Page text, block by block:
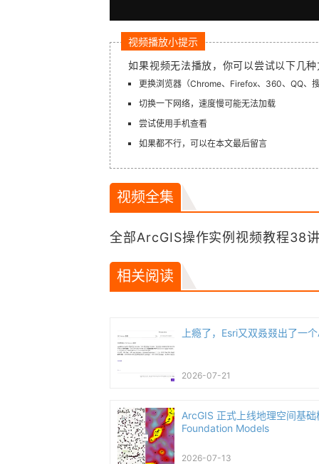
视频播放小提示
如果视频无法播放，你可以尝试以下几
更换浏览器（Chrome、Firefox、360、QQ、
切换一下网络，速度慢可能无法加载
尝试使用手机查看
如果都不行，可以在本文最后留言
视频全集
全部ArcGIS操作实例视频教程38
相关阅读
上瘾了，Esri又双叒叕出了一
2026-07-21
ArcGIS 正式上线地理空间基
Foundation Models
2026-07-13